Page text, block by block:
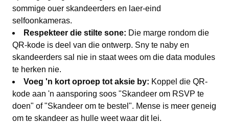
sommige ouer skandeerders en laer-eind
selfoonkameras.
Respekteer die stilte sone: Die marge rondom die
QR-kode is deel van die ontwerp. Sny te naby en
skandeerders sal nie in staat wees om die data modules
te herken nie.
Voeg 'n kort oproep tot aksie by: Koppel die QR-
kode aan 'n aansporing soos "Skandeer om RSVP te
doen" of "Skandeer om te bestel". Mense is meer geneig
om te skandeer as hulle weet waar dit lei.